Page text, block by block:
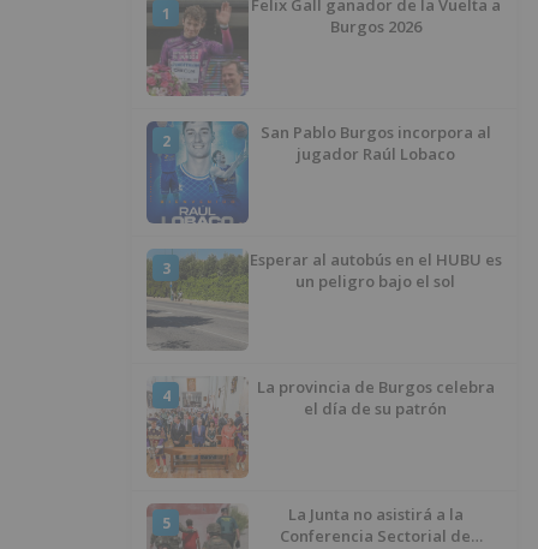
1
Felix Gall ganador de la Vuelta a
Burgos 2026
2
San Pablo Burgos incorpora al
jugador Raúl Lobaco
3
Esperar al autobús en el HUBU es
un peligro bajo el sol
4
La provincia de Burgos celebra
el día de su patrón
5
La Junta no asistirá a la
Conferencia Sectorial de